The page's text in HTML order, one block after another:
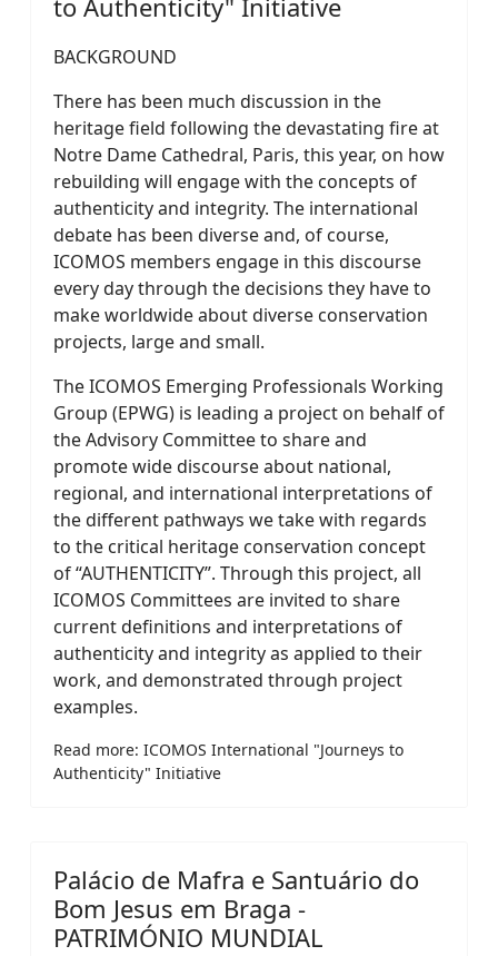
to Authenticity" Initiative
BACKGROUND
There has been much discussion in the
heritage field following the devastating fire at
Notre Dame Cathedral, Paris, this year, on how
rebuilding will engage with the concepts of
authenticity and integrity. The international
debate has been diverse and, of course,
ICOMOS members engage in this discourse
every day through the decisions they have to
make worldwide about diverse conservation
projects, large and small.
The ICOMOS Emerging Professionals Working
Group (EPWG) is leading a project on behalf of
the Advisory Committee to share and
promote wide discourse about national,
regional, and international interpretations of
the different pathways we take with regards
to the critical heritage conservation concept
of “AUTHENTICITY”. Through this project, all
ICOMOS Committees are invited to share
current definitions and interpretations of
authenticity and integrity as applied to their
work, and demonstrated through project
examples.
Read more: ICOMOS International "Journeys to
Authenticity" Initiative
Palácio de Mafra e Santuário do
Bom Jesus em Braga -
PATRIMÓNIO MUNDIAL